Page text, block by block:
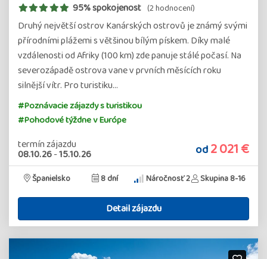
95% spokojenost (2 hodnocení)
Druhý největší ostrov Kanárských ostrovů je známý svými
přírodními plážemi s většinou bílým pískem. Díky malé
vzdálenosti od Afriky (100 km) zde panuje stálé počasí. Na
severozápadě ostrova vane v prvních měsících roku
silnější vítr. Pro turistiku…
#Poznávacie zájazdy s turistikou
#Pohodové týždne v Európe
termín zájazdu
08.10.26-15.10.26 od2 021 €
Španielsko 8 dní Náročnosť 2 Skupina 8-16
Detail zájazdu